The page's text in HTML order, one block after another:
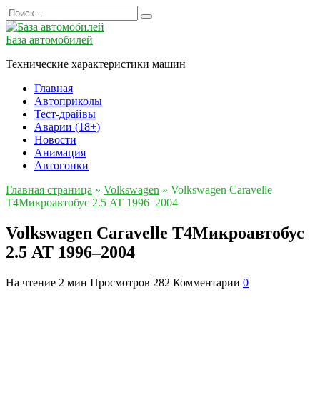
Перейти
к
содержанию
Search
for:
База автомобилей
Технические характеристики машин
Главная
Автоприколы
Тест-драйвы
Аварии (18+)
Новости
Анимация
Автогонки
Главная страница » Volkswagen » Volkswagen Caravelle
T4Микроавтобус 2.5 AT 1996–2004
Volkswagen Caravelle T4Микроавтобус
2.5 AT 1996–2004
На чтение 2 мин Просмотров 282 Комментарии 0